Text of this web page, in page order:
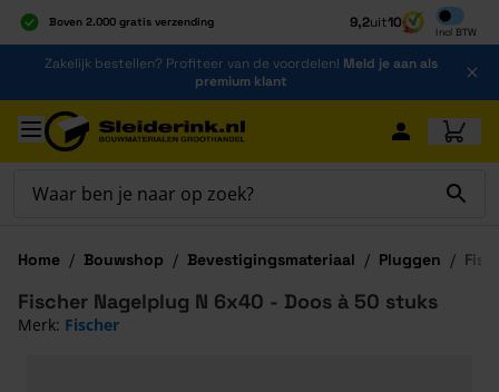
Boven 2.000 gratis verzending
Al 40 jaar dé specialist
Alles onder één dak
9,2uit10
Incl BTW
Inclusief
Ga naar de inhoud
Zakelijk bestellen? Profiteer van de voordelen! Meld je aan als
premium klant
Ga naar hoofdinhoud
Home / Bouwshop / Bevestigingsmateriaal / Pluggen /
Fischer Nagelplug N 6x40 - Doos à 50 stuks
Merk: Fischer